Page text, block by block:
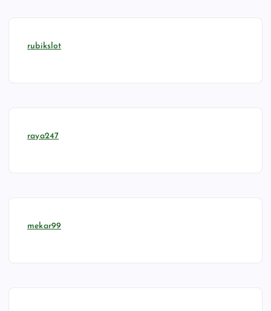
rubikslot
raya247
mekar99